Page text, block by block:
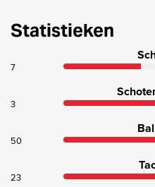
Statistieken
7
3
50
23